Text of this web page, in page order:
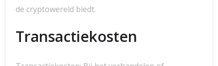
de cryptowereld biedt.
Transactiekosten